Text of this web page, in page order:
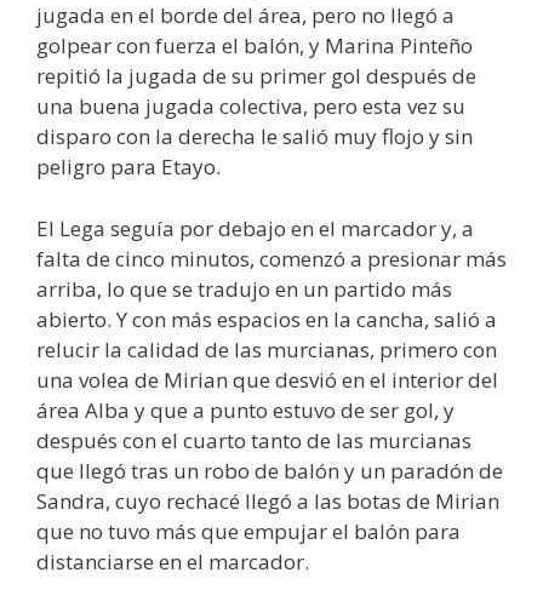
jugada en el borde del área, pero no llegó a
golpear con fuerza el balón, y Marina Pinteño
repitió la jugada de su primer gol después de
una buena jugada colectiva, pero esta vez su
disparo con la derecha le salió muy flojo y sin
peligro para Etayo.
El Lega seguía por debajo en el marcador y, a
falta de cinco minutos, comenzó a presionar más
arriba, lo que se tradujo en un partido más
abierto. Y con más espacios en la cancha, salió a
relucir la calidad de las murcianas, primero con
una volea de Mirian que desvió en el interior del
área Alba y que a punto estuvo de ser gol, y
después con el cuarto tanto de las murcianas
que llegó tras un robo de balón y un paradón de
Sandra, cuyo rechacé llegó a las botas de Mirian
que no tuvo más que empujar el balón para
distanciarse en el marcador.